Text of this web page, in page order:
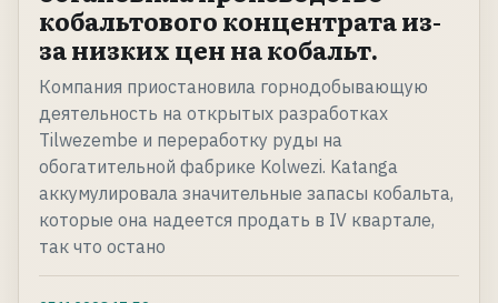
кобальтового концентрата из-
за низких цен на кобальт.
Компания приостановила горнодобывающую
деятельность на открытых разработках
Tilwezembe и переработку руды на
обогатительной фабрике Kolwezi. Katanga
аккумулировала значительные запасы кобальта,
которые она надеется продать в IV квартале,
так что остано